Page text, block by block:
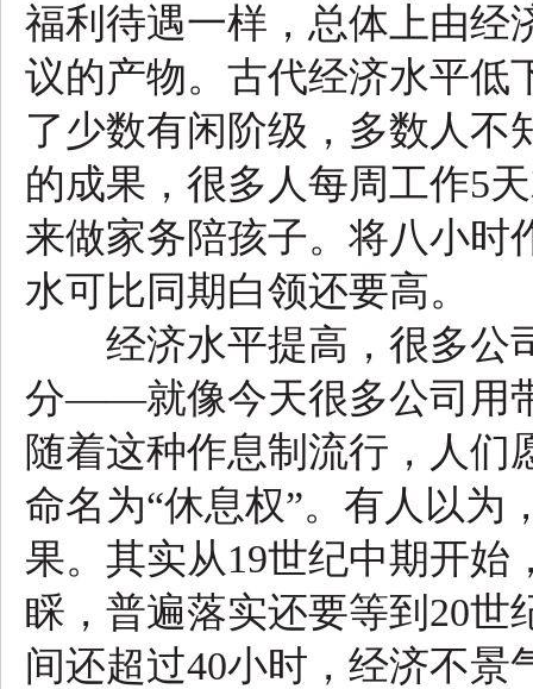
福利待遇一样，总体上由经
议的产物。古代经济水平低
了少数有闲阶级，多数人不
的成果，很多人每周工作5
来做家务陪孩子。将八小时
水可比同期白领还要高。
经济水平提高，很多公
分——就像今天很多公司用
随着这种作息制流行，人们
命名为“休息权”。有人以为
果。其实从19世纪中期开
睬，普遍落实还要等到20
间还超过40小时，经济不